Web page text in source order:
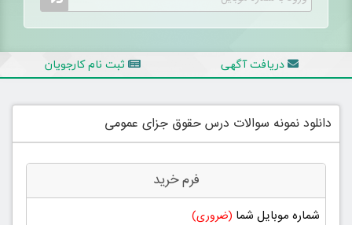
دریافت آگهی ثبت نام کارجویان
دانلود نمونه سوالات درس حقوق جزای عمومی
فرم خرید
شماره موبایل شما (ضروری)